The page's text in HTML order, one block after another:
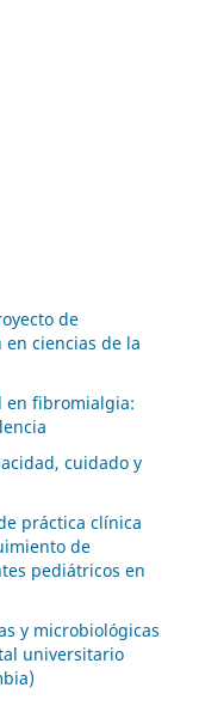
de
ciencias de la
en fibromialgia:
cuidado y
práctica clínica
de
pediátricos en
y microbiológicas
universitario